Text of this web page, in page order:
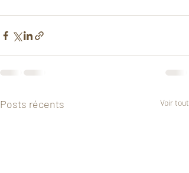
Posts récents Voir tout